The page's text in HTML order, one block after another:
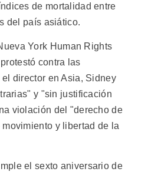
de mortalidad entre
del país asiático.
York Human Rights
contra las
director en Asia, Sidney
y "sin justificación
violación del "derecho de
y libertad de la
el sexto aniversario de